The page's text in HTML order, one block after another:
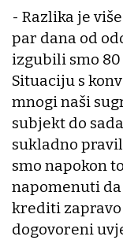
- Razlika je
par dana od
izgubili smo
Situaciju s
mnogi naši
subjekt do
sukladno
smo napokon
napomenuti da
krediti zapravo
dogovoreni